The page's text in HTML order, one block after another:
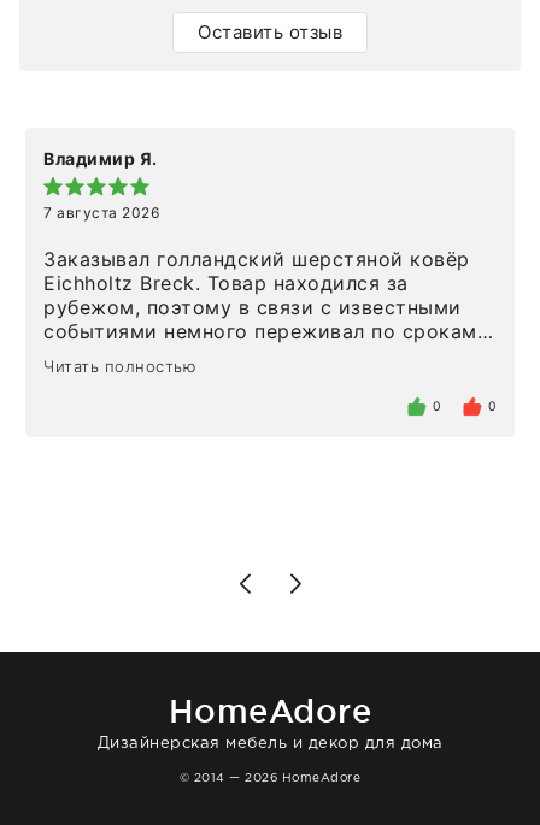
Оставить отзыв
Владимир Я.
7 августа 2026
Заказывал голландский шерстяной ковёр
Eichholtz Breck. Товар находился за
рубежом, поэтому в связи с известными
событиями немного переживал по срокам.
Но homeadore привезли ровно в
определенное в договоре время, без
то качество выше всяких похвал. Выглядит
Читать полностью
0 0
HomeAdore
Дизайнерская мебель и декор для дома
© 2014 — 2026 HomeAdore